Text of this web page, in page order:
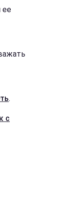
ее
.
с